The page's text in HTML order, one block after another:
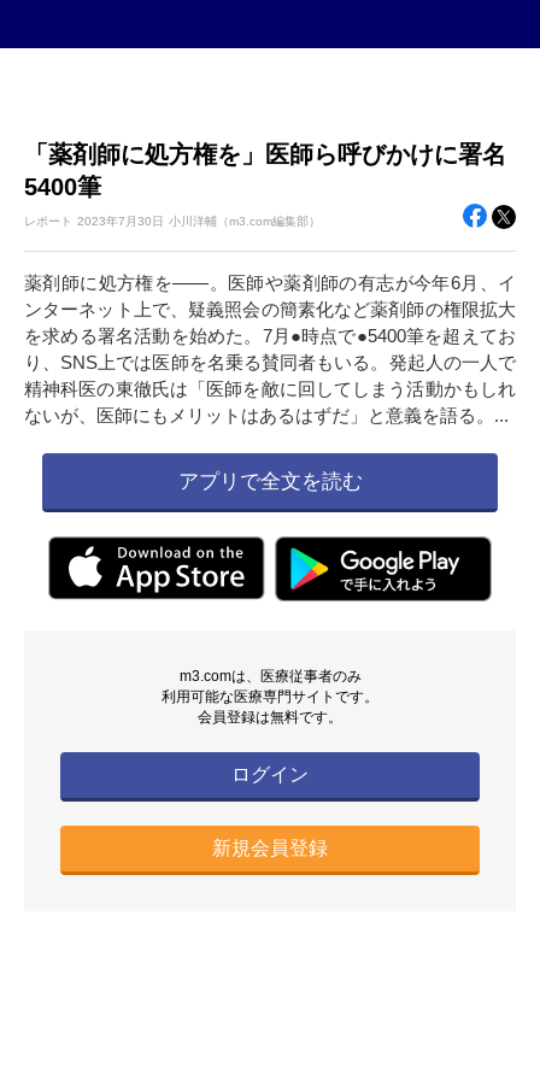
「薬剤師に処方権を」医師ら呼びかけに署名
5400筆
レポート 2023年7月30日 小川洋輔（m3.com編集部）
薬剤師に処方権を――。医師や薬剤師の有志が今年6月、イ
ンターネット上で、疑義照会の簡素化など薬剤師の権限拡大
を求める署名活動を始めた。7月●時点で●5400筆を超えてお
り、SNS上では医師を名乗る賛同者もいる。発起人の一人で
精神科医の東徹氏は「医師を敵に回してしまう活動かもしれ
ないが、医師にもメリットはあるはずだ」と意義を語る。...
アプリで全文を読む
m3.comは、医療従事者のみ
利用可能な医療専門サイトです。
会員登録は無料です。
ログイン
新規会員登録